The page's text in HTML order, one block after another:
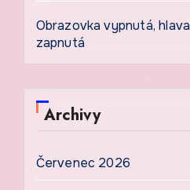
Obrazovka vypnutá, hlava
zapnutá
Archivy
Červenec 2026